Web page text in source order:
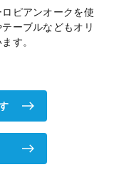
ピアンオークを使
ーブルなどもオリ
す。